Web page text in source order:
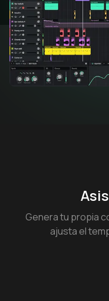
Genera tu propia
ajusta el